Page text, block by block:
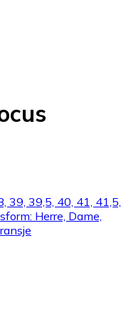
39, 39,5, 40, 41, 41,5,
Herre, Dame,